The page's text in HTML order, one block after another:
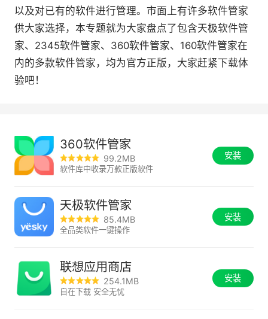
以及对已有的软件进行管理。市面上有许多软件管家
供大家选择，本专题就为大家盘点了包含天极软件管
家、2345软件管家、360软件管家、160软件管家在
内的多款软件管家，均为官方正版，大家赶紧下载体
验吧！
360软件管家
99.2MB
软件库中收录万款正版软件
安装
天极软件管家
85.4MB
全品类软件一键操作
安装
联想应用商店
254.1MB
自在下载 安全无忧
安装